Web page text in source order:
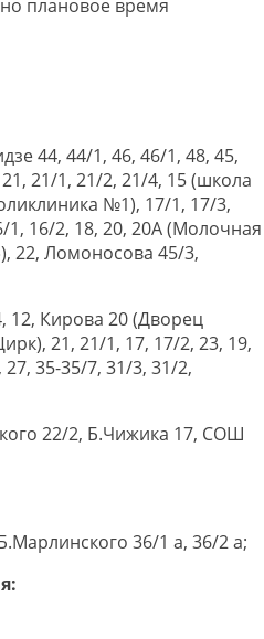
плановое время
44, 44/1, 46, 46/1, 48, 45,
21/1, 21/2, 21/4, 15 (школа
№1), 17/1, 17/3,
1, 16/2, 18, 20, 20А (Молочная
22, Ломоносова 45/3,
12, Кирова 20 (Дворец
21, 21/1, 17, 17/2, 23, 19,
35-35/7, 31/3, 31/2,
22/2, Б.Чижика 17, СОШ
36/1 а, 36/2 а;